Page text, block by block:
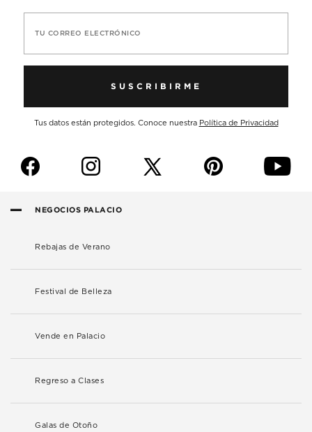
TU CORREO ELECTRÓNICO
SUSCRIBIRME
Tus datos están protegidos. Conoce nuestra Política de Privacidad
f i p y
NEGOCIOS PALACIO
Rebajas de Verano
Festival de Belleza
Vende en Palacio
Regreso a Clases
Galas de Otoño